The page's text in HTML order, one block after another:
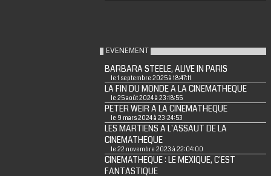
EVENEMENT
BARBARA STEELE, ALIVE IN PARIS
le 1 septembre 2025 à 18:47:11
LA FIN DU MONDE A LA CINEMATHEQUE
le 25 août 2024 à 23:18:55
PETER WEIR A LA CINEMATHEQUE
le 9 mars 2024 à 23:24:53
LES MARTIENS A L'ASSAUT DE LA
CINEMATHEQUE
le 22 novembre 2023 à 22:04:00
CINEMATHEQUE : LE MEXIQUE, C'EST
FANTASTIQUE